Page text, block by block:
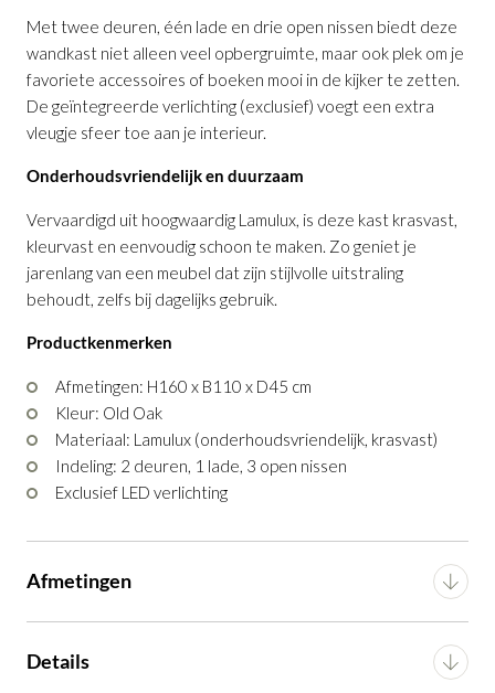
Met twee deuren, één lade en drie open nissen biedt deze
wandkast niet alleen veel opbergruimte, maar ook plek om je
favoriete accessoires of boeken mooi in de kijker te zetten.
De geïntegreerde verlichting (exclusief) voegt een extra
vleugje sfeer toe aan je interieur.
Onderhoudsvriendelijk en duurzaam
Vervaardigd uit hoogwaardig Lamulux, is deze kast krasvast,
kleurvast en eenvoudig schoon te maken. Zo geniet je
jarenlang van een meubel dat zijn stijlvolle uitstraling
behoudt, zelfs bij dagelijks gebruik.
Productkenmerken
Afmetingen: H160 x B110 x D45 cm
Kleur: Old Oak
Materiaal: Lamulux (onderhoudsvriendelijk, krasvast)
Indeling: 2 deuren, 1 lade, 3 open nissen
Exclusief LED verlichting
Afmetingen
Details
TV-meubel Santosis toegevoegd aan je
winkelmandje
€ 714,00 incl. BTW
GA NAAR WINKELMANDJE
TV-meubel Santosis toegevoegd aan je
winkelmandje
€ 824,00 incl. BTW
GA NAAR WINKELMANDJE
Wandkast Santosis toegevoegd aan je
winkelmandje
€ 1.044,00 incl. BTW
GA NAAR WINKELMANDJE
Dressoir Santosis toegevoegd aan je
winkelmandje
€ 946,00 incl. BTW
GA NAAR WINKELMANDJE
Wandkast Santosis toegevoegd aan je
winkelmandje
€ 916,00 incl. BTW
GA NAAR WINKELMANDJE